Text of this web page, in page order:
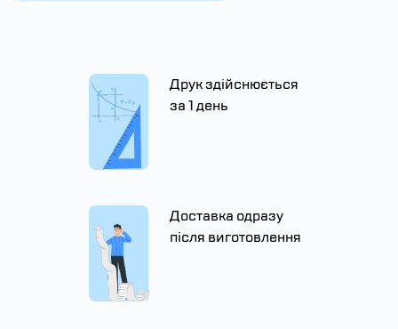
Друк здійснюється
за 1 день
Доставка одразу
після виготовлення